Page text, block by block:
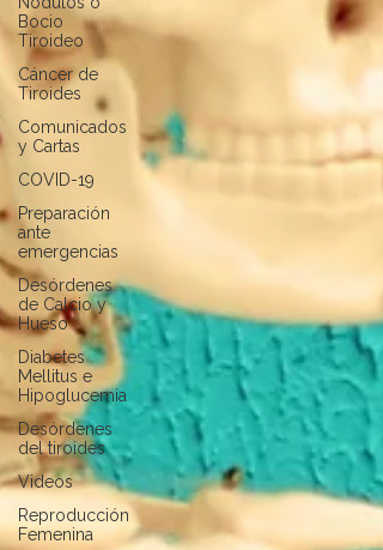
Bocio
Tiroideo
Cáncer de
Tiroides
Comunicados
y Cartas
COVID-19
Preparación
ante
emergencias
Desórdenes
de Calcio y
Hueso
Diabetes
Mellitus e
Hipoglucemia
Desórdenes
del tiroides
Videos
Reproducción
Femenina